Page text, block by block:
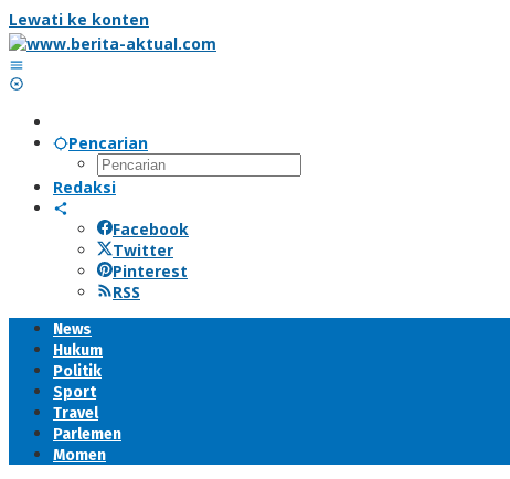
Lewati ke konten
Pencarian
Redaksi
Facebook
Twitter
Pinterest
RSS
News
Hukum
Politik
Sport
Travel
Parlemen
Momen